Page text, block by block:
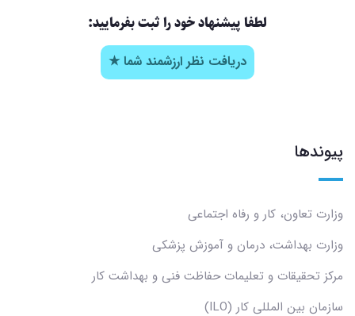
لطفا پیشنهاد خود را ثبت بفرمایید:
دریافت نظر ارزشمند شما ★
پیوندها
وزارت تعاون، کار و رفاه اجتماعی
وزارت بهداشت، درمان و آموزش پزشکی
مرکز تحقیقات و تعلیمات حفاظت فنی و بهداشت کار
سازمان بین المللی کار (ILO)